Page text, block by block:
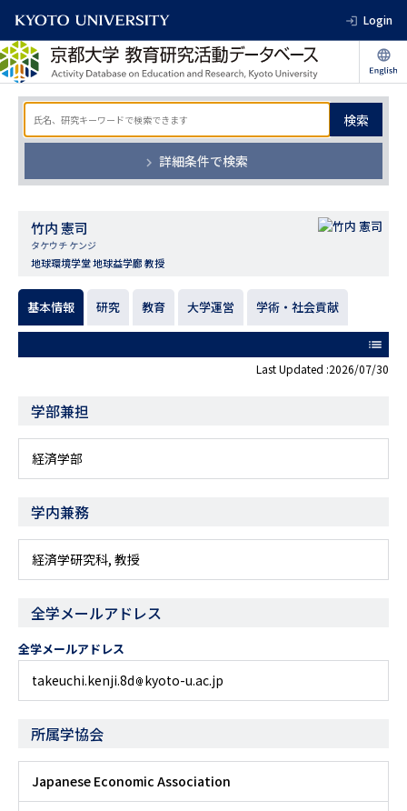
Login
検索
詳細条件で検索
竹内 憲司
タケウチ ケンジ
地球環境学堂 地球益学廊 教授
基本情報 研究 教育 大学運営 学術・社会貢献
list
Last Updated :2026/07/30
学部兼担
経済学部
学内兼務
経済学研究科, 教授
全学メールアドレス
全学メールアドレス
takeuchi.kenji.8d kyoto-u.ac.jp
所属学協会
Japanese Economic Association